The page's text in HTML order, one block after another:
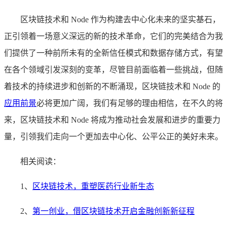
区块链技术和 Node 作为构建去中心化未来的坚实基石，
正引领着一场意义深远的新的技术革命，它们的完美结合为我
们提供了一种前所未有的全新信任模式和数据存储方式，有望
在各个领域引发深刻的变革，尽管目前面临着一些挑战，但随
着技术的持续进步和创新的不断涌现，区块链技术和 Node 的
应用前景必将更加广阔，我们有足够的理由相信，在不久的将
来，区块链技术和 Node 将成为推动社会发展和进步的重要力
量，引领我们走向一个更加去中心化、公平公正的美好未来。
相关阅读：
1、 区块链技术，重塑医药行业新生态
2、 第一创业，借区块链技术开启金融创新新征程